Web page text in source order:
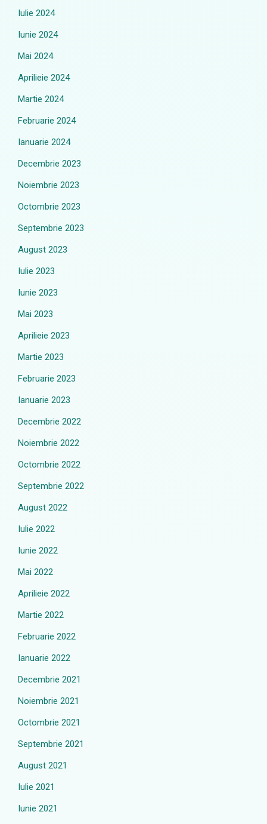
Iulie 2024
Iunie 2024
Mai 2024
Aprilieie 2024
Martie 2024
Februarie 2024
Ianuarie 2024
Decembrie 2023
Noiembrie 2023
Octombrie 2023
Septembrie 2023
August 2023
Iulie 2023
Iunie 2023
Mai 2023
Aprilieie 2023
Martie 2023
Februarie 2023
Ianuarie 2023
Decembrie 2022
Noiembrie 2022
Octombrie 2022
Septembrie 2022
August 2022
Iulie 2022
Iunie 2022
Mai 2022
Aprilieie 2022
Martie 2022
Februarie 2022
Ianuarie 2022
Decembrie 2021
Noiembrie 2021
Octombrie 2021
Septembrie 2021
August 2021
Iulie 2021
Iunie 2021